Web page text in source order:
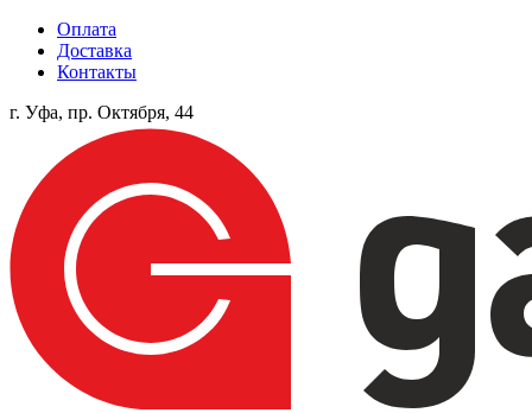
Оплата
Доставка
Контакты
г. Уфа, пр. Октября, 44